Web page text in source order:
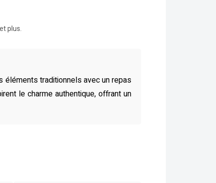
plus.
éléments traditionnels avec un repas
le charme authentique, offrant un